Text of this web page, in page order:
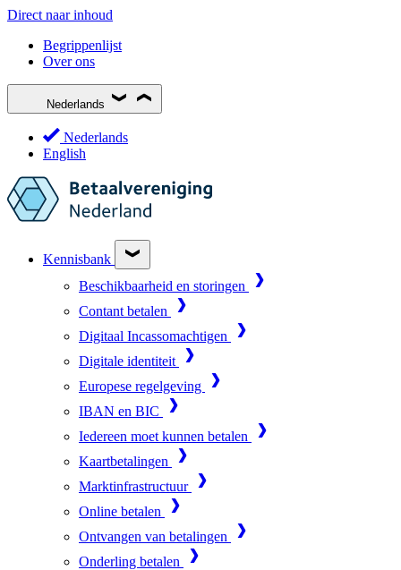
Direct naar inhoud
Begrippenlijst
Over ons
Nederlands
Nederlands
English
Kennisbank
Beschikbaarheid en storingen
Contant betalen
Digitaal Incassomachtigen
Digitale identiteit
Europese regelgeving
IBAN en BIC
Iedereen moet kunnen betalen
Kaartbetalingen
Marktinfrastructuur
Online betalen
Ontvangen van betalingen
Onderling betalen